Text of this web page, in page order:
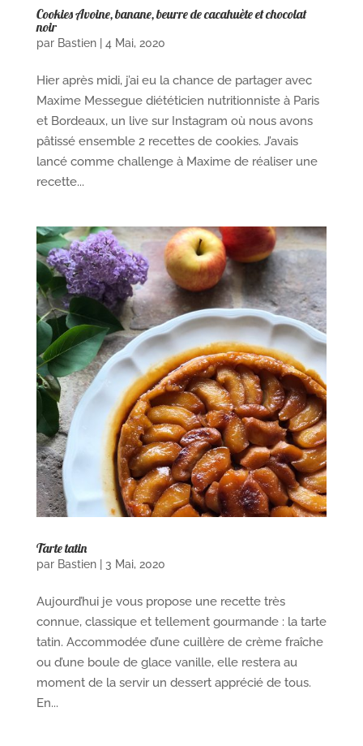
Cookies Avoine, banane, beurre de cacahuète et chocolat
noir
par Bastien| 4 Mai, 2020
Hier après midi, j’ai eu la chance de partager avec
Maxime Messegue diététicien nutritionniste à Paris
et Bordeaux, un live sur Instagram où nous avons
pâtissé ensemble 2 recettes de cookies. J’avais
lancé comme challenge à Maxime de réaliser une
recette...
Tarte tatin
par Bastien| 3 Mai, 2020
Aujourd’hui je vous propose une recette très
connue, classique et tellement gourmande : la tarte
tatin. Accommodée d’une cuillère de crème fraîche
ou d’une boule de glace vanille, elle restera au
moment de la servir un dessert apprécié de tous.
En...